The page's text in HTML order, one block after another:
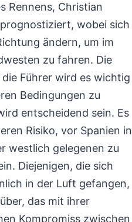
Rennens, Christian
wobei sich
ändern, um im
zu fahren. Die
Führer wird es wichtig
Bedingungen zu
entscheidend sein. Es
Risiko, vor Spanien in
westlich gelegenen zu
Diejenigen, die sich
in der Luft gefangen,
das mit ihrer
Kompromiss zwischen